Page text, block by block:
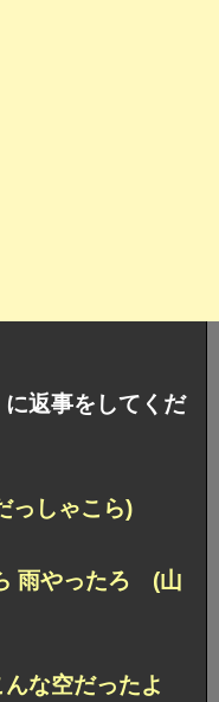
返事をしてくだ
っしゃこら)
雨やったろ (山
んな空だったよ